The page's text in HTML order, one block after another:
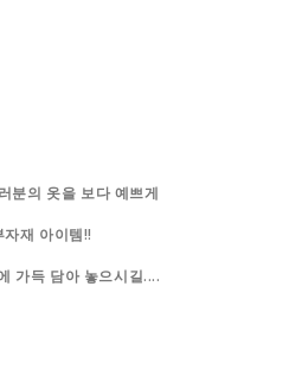
분의 옷을 보다 예쁘게
재 아이템!!
가득 담아 놓으시길....